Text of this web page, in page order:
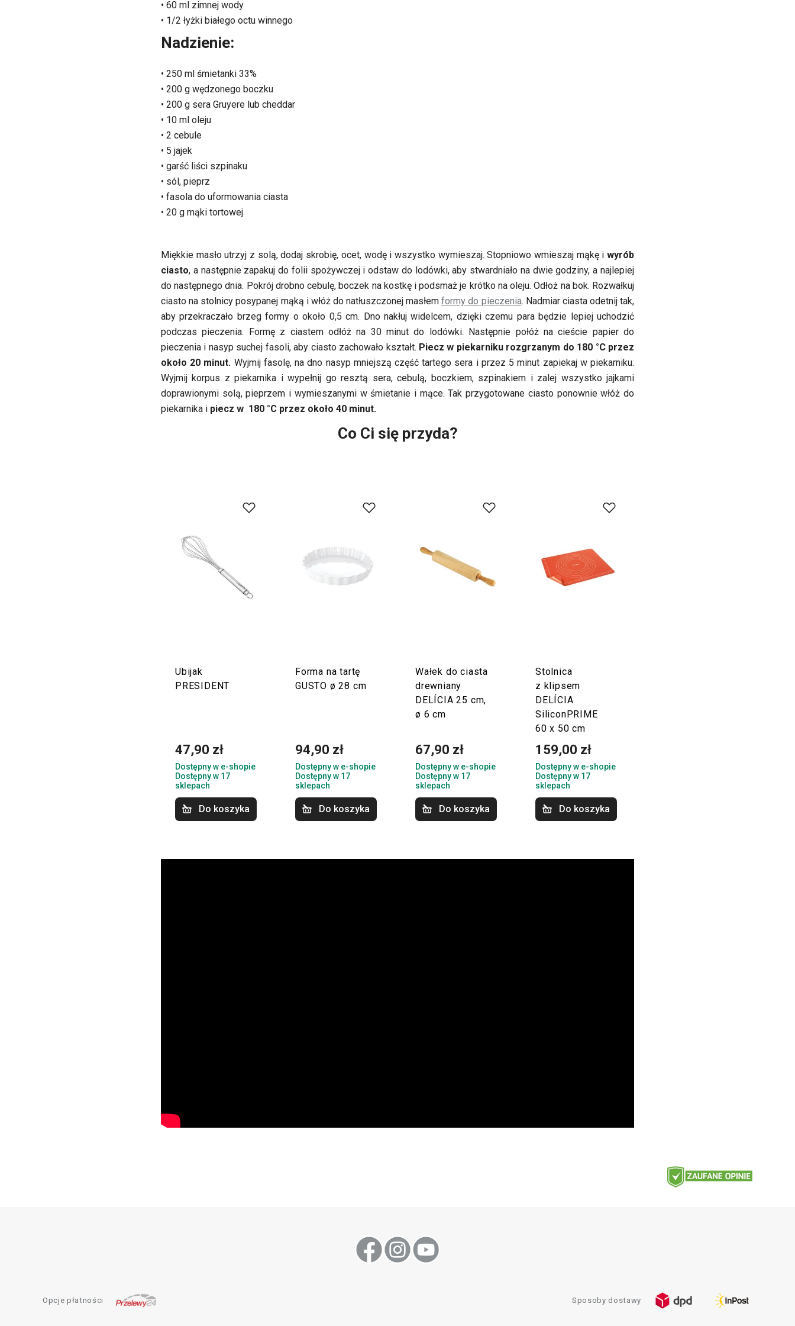
• 60 ml zimnej wody
• 1/2 łyżki białego octu winnego
Nadzienie:
• 250 ml śmietanki 33%
• 200 g wędzonego boczku
• 200 g sera Gruyere lub cheddar
• 10 ml oleju
• 2 cebule
• 5 jajek
• garść liści szpinaku
• sól, pieprz
• fasola do uformowania ciasta
• 20 g mąki tortowej
Miękkie masło utrzyj z solą, dodaj skrobię, ocet, wodę i wszystko wymieszaj. Stopniowo wmieszaj mąkę i wyrób
ciasto, a następnie zapakuj do folii spożywczej i odstaw do lodówki, aby stwardniało na dwie godziny, a najlepiej
do następnego dnia. Pokrój drobno cebulę, boczek na kostkę i podsmaż je krótko na oleju. Odłoż na bok. Rozwałkuj
ciasto na stolnicy posypanej mąką i włóż do natłuszczonej masłemformy do pieczenia. Nadmiar ciasta odetnij tak,
aby przekraczało brzeg formy o około 0,5 cm. Dno nakłuj widelcem, dzięki czemu para będzie lepiej uchodzić
podczas pieczenia. Formę z ciastem odłóż na 30 minut do lodówki. Następnie połóż na cieście papier do
pieczenia i nasyp suchej fasoli, aby ciasto zachowało kształt. Piecz w piekarniku rozgrzanym do 180 °C przez
około 20 minut. Wyjmij fasolę, na dno nasyp mniejszą część tartego sera i przez 5 minut zapiekaj w piekarniku.
Wyjmij korpus z piekarnika i wypełnij go resztą sera, cebulą, boczkiem, szpinakiem i zalej wszystko jajkami
doprawionymi solą, pieprzem i wymieszanymi w śmietanie i mące. Tak przygotowane ciasto ponownie włóż do
piekarnika i piecz w 180 °C przez około 40 minut.
Co Ci się przyda?
Ubijak
PRESIDENT
47,90 zł
Dostępny w e-shopie
Dostępny w 17
sklepach
Do koszyka
Forma na tartę
GUSTO ø 28 cm
94,90 zł
Dostępny w e-shopie
Dostępny w 17
sklepach
Do koszyka
Wałek do ciasta
drewniany
DELÍCIA 25 cm,
ø 6 cm
67,90 zł
Dostępny w e-shopie
Dostępny w 17
sklepach
Do koszyka
Stolnica
z klipsem
DELÍCIA
SiliconPRIME
60 x 50 cm
159,00 zł
Dostępny w e-shopie
Dostępny w 17
sklepach
Do koszyka
Opcje płatności Sposoby dostawy